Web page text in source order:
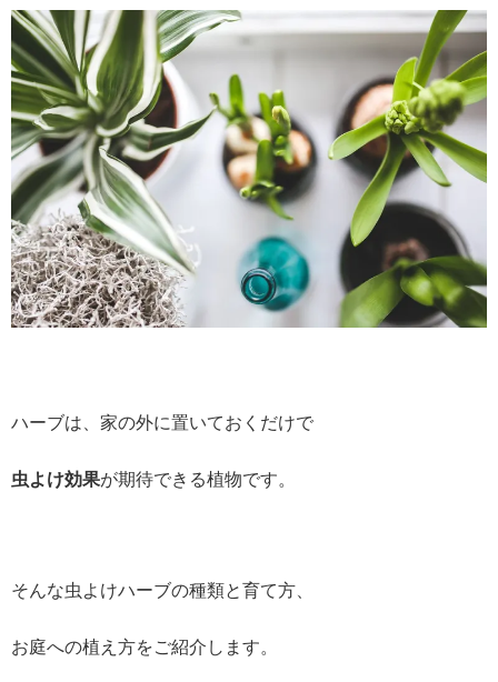
ハーブは、家の外に置いておくだけで
虫よけ効果が期待できる植物です。
そんな虫よけハーブの種類と育て方、
お庭への植え方をご紹介します。